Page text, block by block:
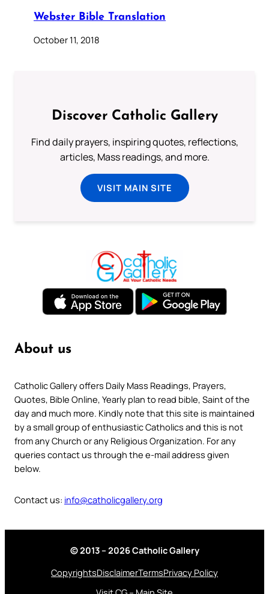
Webster Bible Translation
October 11, 2018
Discover Catholic Gallery
Find daily prayers, inspiring quotes, reflections,
articles, Mass readings, and more.
VISIT MAIN SITE
About us
Catholic Gallery offers Daily Mass Readings, Prayers,
Quotes, Bible Online, Yearly plan to read bible, Saint of the
day and much more. Kindly note that this site is maintained
by a small group of enthusiastic Catholics and this is not
from any Church or any Religious Organization. For any
queries contact us through the e-mail address given
below.
Contact us: info@catholicgallery.org
© 2013 – 2026 Catholic Gallery
CopyrightsDisclaimerTermsPrivacy Policy